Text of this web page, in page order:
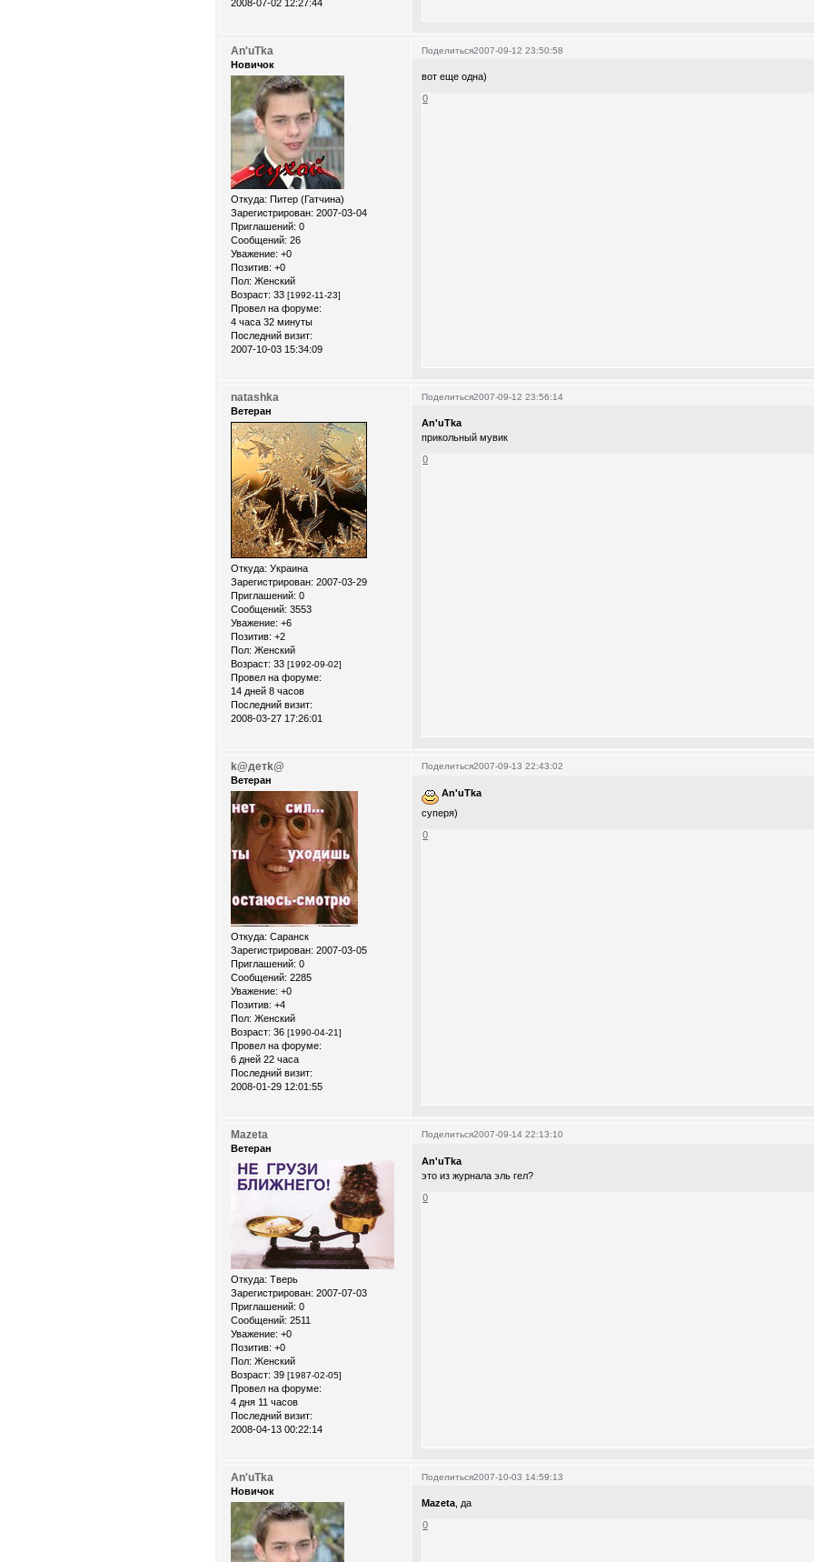
2008-07-02 12:27:44
Поделиться2007-09-12 23:50:58
An'uTka
Новичок
Откуда: Питер (Гатчина)
Зарегистрирован: 2007-03-04
Приглашений: 0
Сообщений: 26
Уважение: +0
Позитив: +0
Пол: Женский
Возраст: 33 [1992-11-23]
Провел на форуме:
4 часа 32 минуты
Последний визит:
2007-10-03 15:34:09
вот еще одна)
0
Поделиться2007-09-12 23:56:14
natashka
Ветеран
Откуда: Украина
Зарегистрирован: 2007-03-29
Приглашений: 0
Сообщений: 3553
Уважение: +6
Позитив: +2
Пол: Женский
Возраст: 33 [1992-09-02]
Провел на форуме:
14 дней 8 часов
Последний визит:
2008-03-27 17:26:01
An'uTka
прикольный мувик
0
Поделиться2007-09-13 22:43:02
k@детk@
Ветеран
Откуда: Саранск
Зарегистрирован: 2007-03-05
Приглашений: 0
Сообщений: 2285
Уважение: +0
Позитив: +4
Пол: Женский
Возраст: 36 [1990-04-21]
Провел на форуме:
6 дней 22 часа
Последний визит:
2008-01-29 12:01:55
An'uTka
суперя)
0
Поделиться2007-09-14 22:13:10
Mazeta
Ветеран
Откуда: Тверь
Зарегистрирован: 2007-07-03
Приглашений: 0
Сообщений: 2511
Уважение: +0
Позитив: +0
Пол: Женский
Возраст: 39 [1987-02-05]
Провел на форуме:
4 дня 11 часов
Последний визит:
2008-04-13 00:22:14
An'uTka
это из журнала эль гел?
0
Поделиться2007-10-03 14:59:13
An'uTka
Новичок
Mazeta , да
0